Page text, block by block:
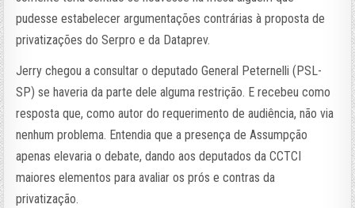
pudesse estabelecer argumentações contrárias à proposta de
privatizações do Serpro e da Dataprev.
Jerry chegou a consultar o deputado General Peternelli (PSL-
SP) se haveria da parte dele alguma restrição. E recebeu como
resposta que, como autor do requerimento de audiência, não via
nenhum problema. Entendia que a presença de Assumpção
apenas elevaria o debate, dando aos deputados da CCTCI
maiores elementos para avaliar os prós e contras da
privatização.